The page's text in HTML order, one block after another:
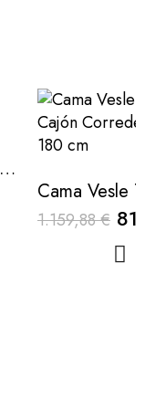
Cama de matrimonio Walnut con cabecero tapizado
1.159,88 €